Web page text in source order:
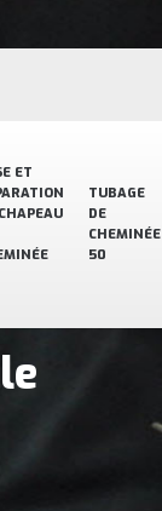
ET
TUBAGE
DE
CHEMINÉE
50